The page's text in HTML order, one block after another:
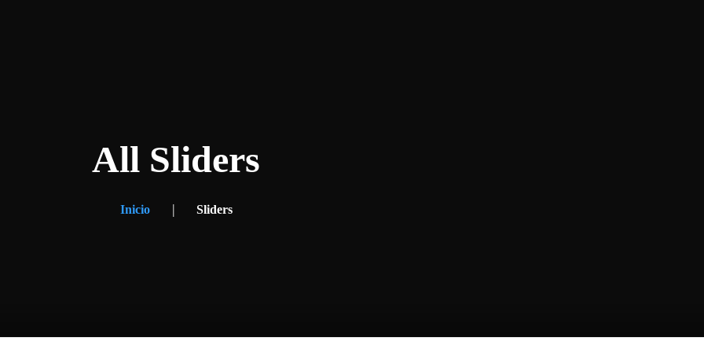
All Sliders
Inicio Sliders